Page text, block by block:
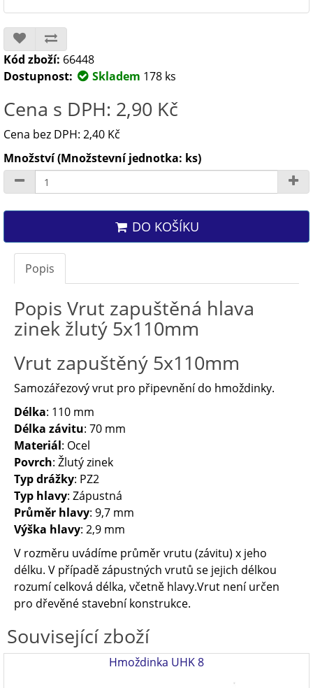
Kód zboží: 66448
Dostupnost:
Skladem 178 ks
Cena s DPH: 2,90 Kč
Cena bez DPH: 2,40 Kč
Množství (Množstevní jednotka: ks)
DO KOŠÍKU
Popis
Popis Vrut zapuštěná hlava
zinek žlutý 5x110mm
Vrut zapuštěný 5x110mm
Samozářezový vrut pro připevnění do hmoždinky.
Délka: 110 mm
Délka závitu: 70 mm
Materiál: Ocel
Povrch: Žlutý zinek
Typ drážky: PZ2
Typ hlavy: Zápustná
Průměr hlavy: 9,7 mm
Výška hlavy: 2,9 mm
V rozměru uvádíme průměr vrutu (závitu) x jeho
délku. V případě zápustných vrutů se jejich délkou
rozumí celková délka, včetně hlavy.Vrut není určen
pro dřevěné stavební konstrukce.
Související zboží
Hmoždinka UHK 8